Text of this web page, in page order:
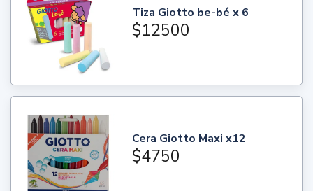
Tiza Giotto be-bé x 6
$12500
Cera Giotto Maxi x12
$4750